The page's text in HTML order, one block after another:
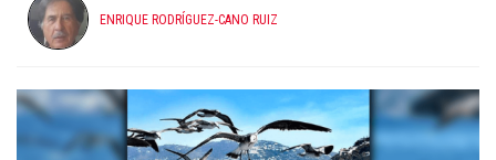
ENRIQUE RODRÍGUEZ-CANO RUIZ